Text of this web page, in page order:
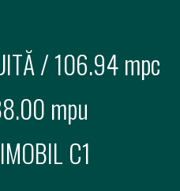
/106.94 mpc
mpu
C1